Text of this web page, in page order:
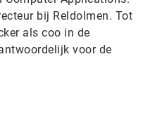
bij Reldolmen. Tot
als coo in de
voor de